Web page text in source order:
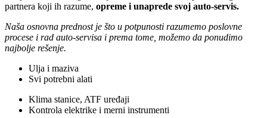
partnera koji ih razume, opreme i unaprede svoj auto-servis.
Naša osnovna prednost je što u potpunosti razumemo poslovne
procese i rad auto-servisa i prema tome, možemo da ponudimo
najbolje rešenje.
Ulja i maziva
Svi potrebni alati
Klima stanice, ATF uređaji
Kontrola elektrike i merni instrumenti